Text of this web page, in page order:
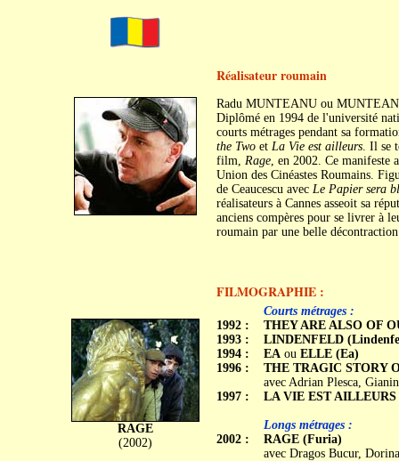
Réalisateur roumain
Radu MUNTEANU ou MUNTEAN
Diplômé en 1994 de l'université
courts métrages pendant sa
the Twoet La Vie est ailleurs. Il se
film, Rage, en 2002. Ce manifeste
Union des Cinéastes Roumains.
de Ceaucescu avec Le Papier sera
réalisateurs à Cannes asseoit sa
anciens compères pour se livrer à
roumain par une belle
FILMOGRAPHIE :
RAGE
(2002)
1992 :
1993 :
1994 :
1996 :
1997 :
2002 :
Courts métrages :
THEY ARE ALSO OF
LINDENFELD
EAou ELLE (Ea)
THE TRAGIC STORY
avec Adrian Plesca,
LA VIE EST
Longs métrages :
RAGE (Furia)
avec Dragos Bucur,